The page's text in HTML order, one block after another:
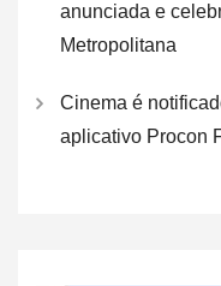
anunciada e
Metropolitana
Cinema é
aplicativo Procon